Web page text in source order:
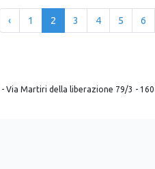
‹ 1 2 3 4 5 6
Via Martiri della liberazione 79/3 -